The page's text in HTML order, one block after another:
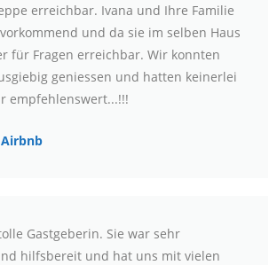
erreichbar. Ivana und Ihre Familie
und da sie im selben Haus
für Fragen erreichbar. Wir konnten
geniessen und hatten keinerlei
empfehlenswert...!!!
Airbnb
Gastgeberin. Sie war sehr
hilfsbereit und hat uns mit vielen